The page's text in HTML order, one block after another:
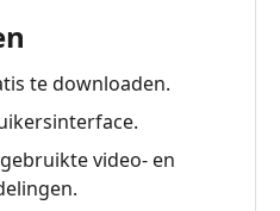
te downloaden.
video- en